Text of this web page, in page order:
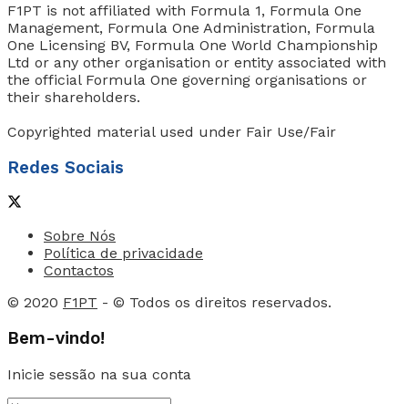
F1PT is not affiliated with Formula 1, Formula One
Management, Formula One Administration, Formula
One Licensing BV, Formula One World Championship
Ltd or any other organisation or entity associated with
the official Formula One governing organisations or
their shareholders.
Copyrighted material used under Fair Use/Fair
Redes Sociais
Sobre Nós
Política de privacidade
Contactos
© 2020 F1PT - © Todos os direitos reservados.
Bem-vindo!
Inicie sessão na sua conta